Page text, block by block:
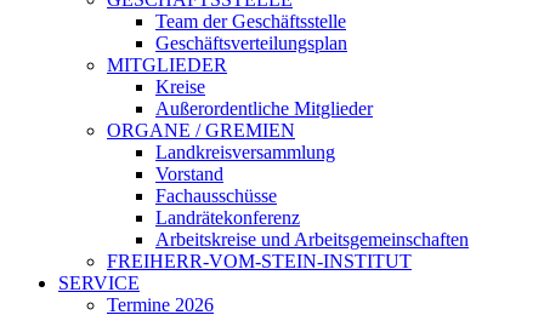
Team der Geschäftsstelle
Geschäftsverteilungsplan
MITGLIEDER
Kreise
Außerordentliche Mitglieder
ORGANE / GREMIEN
Landkreisversammlung
Vorstand
Fachausschüsse
Landrätekonferenz
Arbeitskreise und Arbeitsgemeinschaften
FREIHERR-VOM-STEIN-INSTITUT
SERVICE
Termine 2026